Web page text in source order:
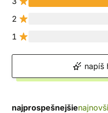
2
1
napíš
najprospešnejšie